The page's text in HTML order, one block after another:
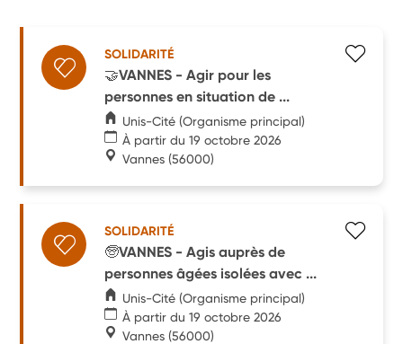
SOLIDARITÉ
🤝VANNES - Agir pour les
personnes en situation de ...
Unis-Cité (Organisme principal)
À partir du 19 octobre 2026
Vannes (56000)
SOLIDARITÉ
🧓VANNES - Agis auprès de
personnes âgées isolées avec ...
Unis-Cité (Organisme principal)
À partir du 19 octobre 2026
Vannes (56000)